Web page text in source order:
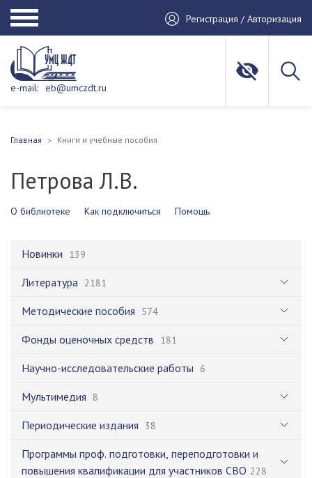
Регистрация / Авторизация
e-mail: eb@umczdt.ru
Главная Книги и учебные пособия
Петрова Л.В.
О библиотеке Как подключиться Помощь
Новинки 139
Литература 2181
Методические пособия 574
Фонды оценочных средств 181
Научно-исследовательские работы 6
Мультимедия 8
Периодические издания 38
Программы проф. подготовки, переподготовки и
повышения квалификации для участников СВО 228